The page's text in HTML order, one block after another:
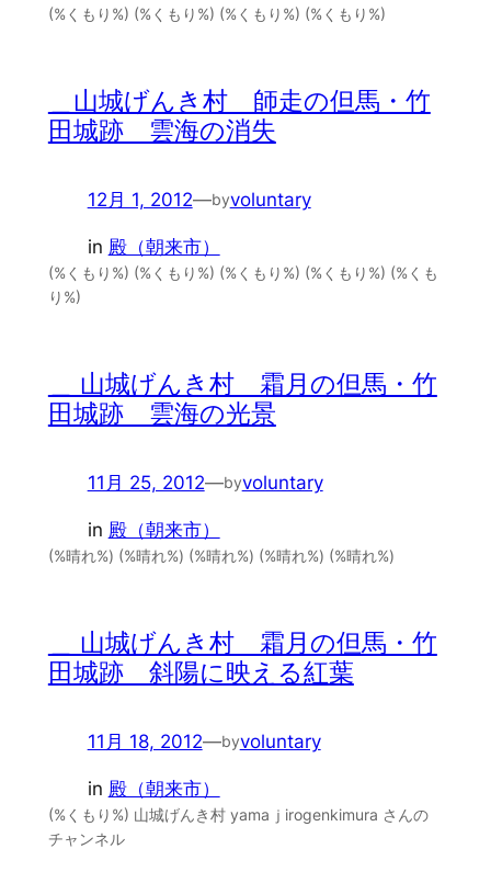
(%くもり%) (%くもり%) (%くもり%) (%くもり%)
＿山城げんき村 師走の但馬・竹
田城跡 雲海の消失
12月 1, 2012—byvoluntary
in 殿（朝来市）
(%くもり%) (%くもり%) (%くもり%) (%くもり%) (%くも
り%)
＿ 山城げんき村 霜月の但馬・竹
田城跡 雲海の光景
11月 25, 2012—byvoluntary
in 殿（朝来市）
(%晴れ%) (%晴れ%) (%晴れ%) (%晴れ%) (%晴れ%)
＿ 山城げんき村 霜月の但馬・竹
田城跡 斜陽に映える紅葉
11月 18, 2012—byvoluntary
in 殿（朝来市）
(%くもり%) 山城げんき村 yamaｊirogenkimura さんの
チャンネル